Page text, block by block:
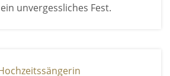
unvergessliches Fest.